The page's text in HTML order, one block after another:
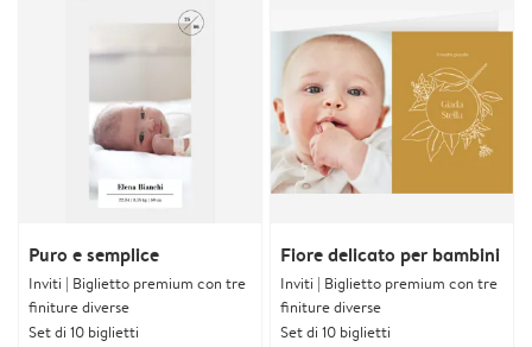
Puro e semplice
Inviti | Biglietto premium con tre
finiture diverse
Set di 10 biglietti
Fiore delicato per bambini
Inviti | Biglietto premium con tre
finiture diverse
Set di 10 biglietti